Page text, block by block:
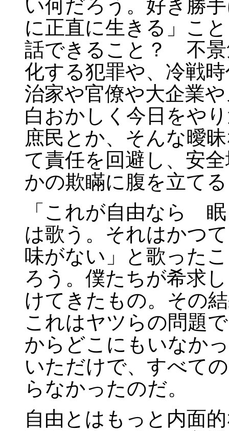
い何だろう。好き勝
に正直に生きる」こ
話できること？ 不景
化する犯罪や、冷戦
治家や官僚や大企業
白おかしく今日をや
庶民とか、そんな曖
て責任を回避し、安
かの欺瞞に腹を立て
「これが自由なら
は歌う。それはかつ
味がない」と歌った
ろう。僕たちが希求
けてきたもの。その
これはヤツらの問題
からどこにもいなか
いただけで、すべて
らなかったのだ。
自由とはもっと内面